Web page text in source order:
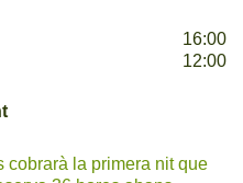
16:00
12:00
cobrarà la primera nit que